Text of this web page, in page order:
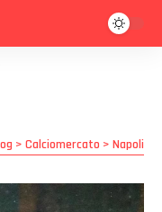
> Calciomercato > Napoli